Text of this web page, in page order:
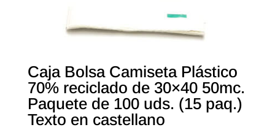
Caja Bolsa Camiseta Plástico
70% reciclado de 30×40 50mc.
Paquete de 100 uds. (15 paq.)
Texto en castellano